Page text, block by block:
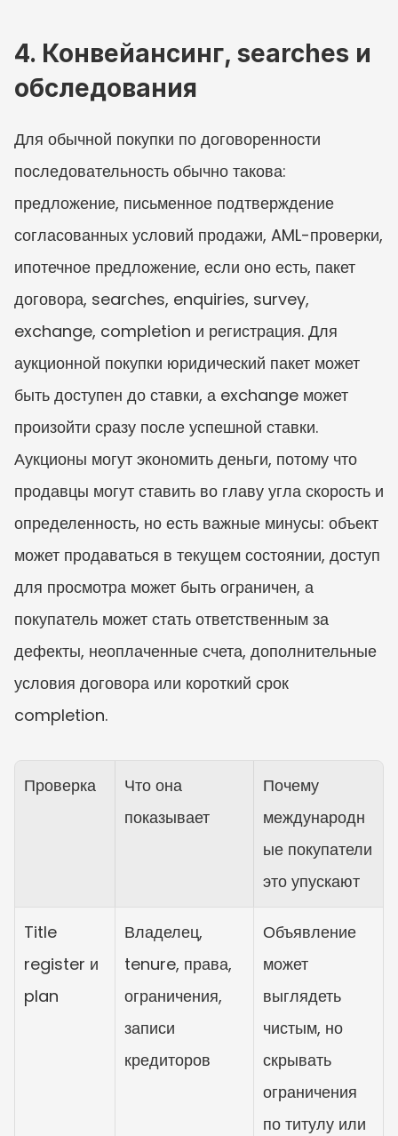
4. Конвейансинг, searches и
обследования
Для обычной покупки по договоренности
последовательность обычно такова:
предложение, письменное подтверждение
согласованных условий продажи, AML-проверки,
ипотечное предложение, если оно есть, пакет
договора, searches, enquiries, survey,
exchange, completion и регистрация. Для
аукционной покупки юридический пакет может
быть доступен до ставки, а exchange может
произойти сразу после успешной ставки.
Аукционы могут экономить деньги, потому что
продавцы могут ставить во главу угла скорость и
определенность, но есть важные минусы: объект
может продаваться в текущем состоянии, доступ
для просмотра может быть ограничен, а
покупатель может стать ответственным за
дефекты, неоплаченные счета, дополнительные
условия договора или короткий срок
completion.
Проверка
Что она
показывает
Почему
международн
ые покупатели
это упускают
Title
register и
plan
Владелец,
tenure, права,
ограничения,
записи
кредиторов
Объявление
может
выглядеть
чистым, но
скрывать
ограничения
по титулу или